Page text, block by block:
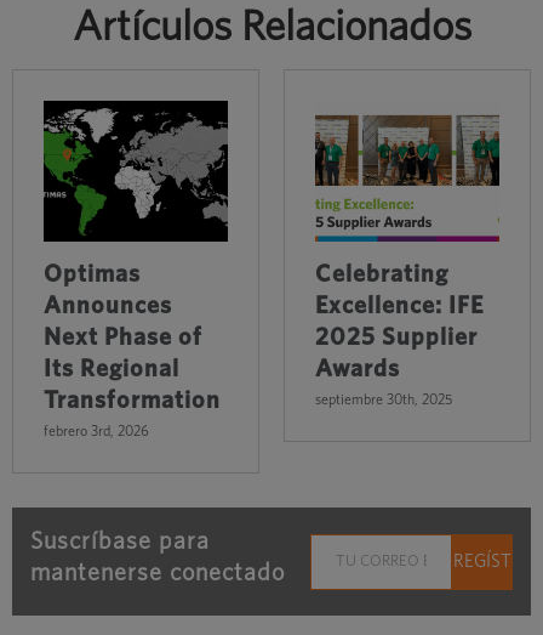
Artículos Relacionados
Optimas
Announces
Next Phase of
Its Regional
Transformation
febrero 3rd, 2026
Celebrating
Excellence: IFE
2025 Supplier
Awards
septiembre 30th, 2025
Suscríbase para
mantenerse conectado